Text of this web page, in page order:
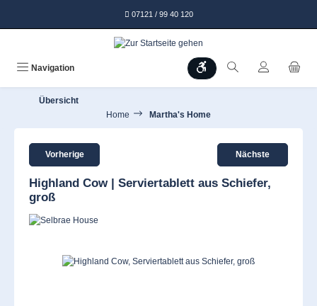
07121 / 99 40 120
Navigation Werkzeugleiste anzeigen
Übersicht
Home
Martha's Home
Vorherige Nächste
Highland Cow | Serviertablett aus Schiefer,
groß
Bildergalerie überspringen